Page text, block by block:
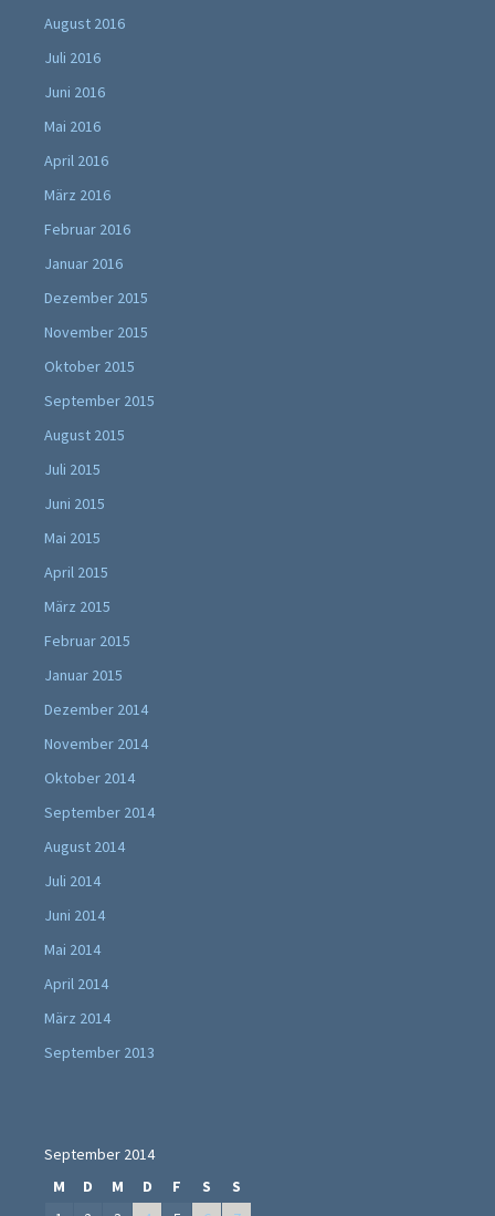
August 2016
Juli 2016
Juni 2016
Mai 2016
April 2016
März 2016
Februar 2016
Januar 2016
Dezember 2015
November 2015
Oktober 2015
September 2015
August 2015
Juli 2015
Juni 2015
Mai 2015
April 2015
März 2015
Februar 2015
Januar 2015
Dezember 2014
November 2014
Oktober 2014
September 2014
August 2014
Juli 2014
Juni 2014
Mai 2014
April 2014
März 2014
September 2013
September 2014
M
D M D F S
S